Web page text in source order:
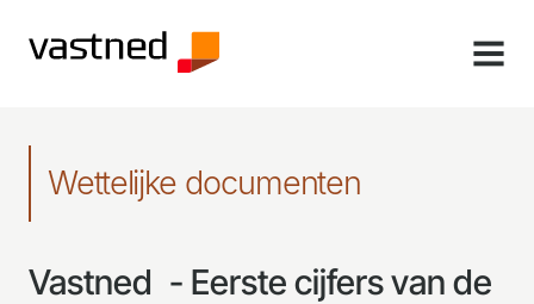
MENU
Wettelijke documenten
Vastned - Eerste cijfers van de